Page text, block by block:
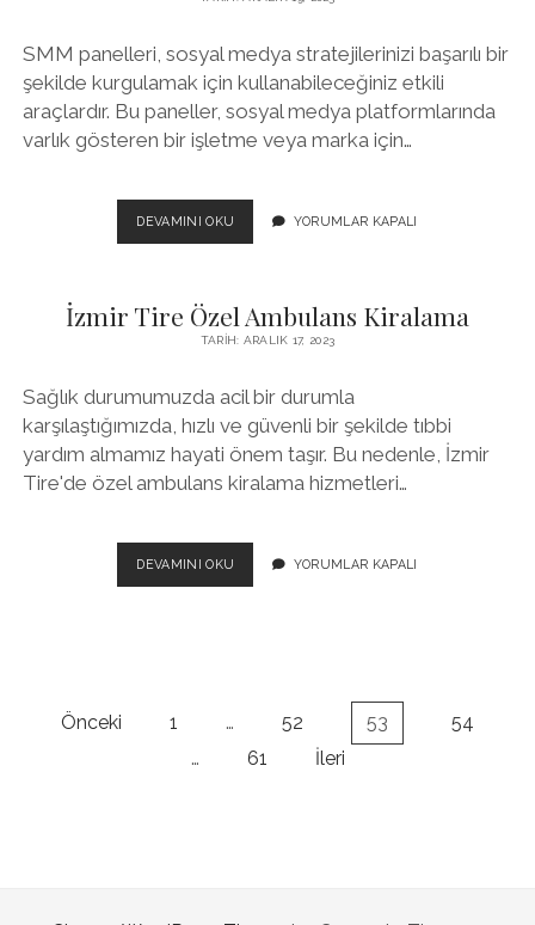
SMM panelleri, sosyal medya stratejilerinizi başarılı bir
şekilde kurgulamak için kullanabileceğiniz etkili
araçlardır. Bu paneller, sosyal medya platformlarında
varlık gösteren bir işletme veya marka için…
DEVAMINI OKU
PANELLERI
MEDYA
STRATEJILERINIZI
YORUMLAR KAPALI
İzmir Tire Özel Ambulans Kiralama
TARIH: ARALIK 17, 2023
Sağlık durumumuzda acil bir durumla
karşılaştığımızda, hızlı ve güvenli bir şekilde tıbbi
yardım almamız hayati önem taşır. Bu nedenle, İzmir
Tire'de özel ambulans kiralama hizmetleri…
DEVAMINI OKU
TIRE
YORUMLAR KAPALI
YazıÖnceki 1 … 52 53
54
…
61 İleri